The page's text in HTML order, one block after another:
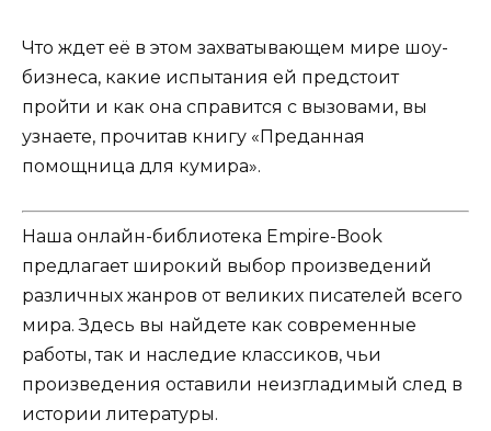
Что ждет её в этом захватывающем мире шоу-
бизнеса, какие испытания ей предстоит
пройти и как она справится с вызовами, вы
узнаете, прочитав книгу «Преданная
помощница для кумира».
Наша онлайн-библиотека Empire-Book
предлагает широкий выбор произведений
различных жанров от великих писателей всего
мира. Здесь вы найдете как современные
работы, так и наследие классиков, чьи
произведения оставили неизгладимый след в
истории литературы.